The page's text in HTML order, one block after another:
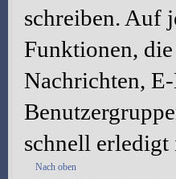
schreiben. Auf
Funktionen,
Nachrichten,
schnell
Nach oben